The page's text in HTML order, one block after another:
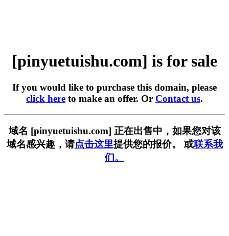
[pinyuetuishu.com] is for sale
If you would like to purchase this domain, please
click here to make an offer. Or Contact us.
域名 [pinyuetuishu.com] 正在出售中，如果您对该
域名感兴趣，请点击这里提供您的报价。 或联系我
们。